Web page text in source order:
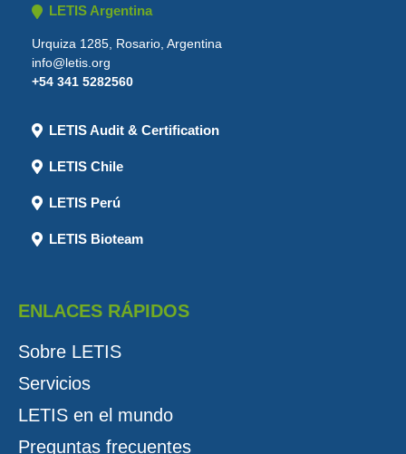
LETIS Argentina
Urquiza 1285, Rosario, Argentina
info@letis.org
+54 341 5282560
LETIS Audit & Certification
LETIS Chile
LETIS Perú
LETIS Bioteam
ENLACES RÁPIDOS
Sobre LETIS
Servicios
LETIS en el mundo
Preguntas frecuentes